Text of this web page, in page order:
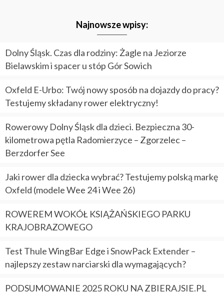
Najnowsze wpisy:
Dolny Śląsk. Czas dla rodziny: Żagle na Jeziorze
Bielawskim i spacer u stóp Gór Sowich
Oxfeld E-Urbo: Twój nowy sposób na dojazdy do pracy?
Testujemy składany rower elektryczny!
Rowerowy Dolny Śląsk dla dzieci. Bezpieczna 30-
kilometrowa pętla Radomierzyce – Zgorzelec –
Berzdorfer See
Jaki rower dla dziecka wybrać? Testujemy polską markę
Oxfeld (modele Wee 24 i Wee 26)
ROWEREM WOKÓŁ KSIĄŻAŃSKIEGO PARKU
KRAJOBRAZOWEGO
Test Thule WingBar Edge i SnowPack Extender –
najlepszy zestaw narciarski dla wymagających?
PODSUMOWANIE 2025 ROKU NA ZBIERAJSIE.PL